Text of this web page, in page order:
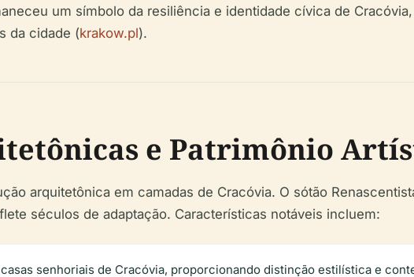
um símbolo da resiliência e identidade cívica de
da cidade (krakow.pl).
e Patrimônio
arquitetônica em camadas de Cracóvia. O sótão
séculos de adaptação. Características notáveis incluem:
senhoriais de Cracóvia, proporcionando distinção estilística e